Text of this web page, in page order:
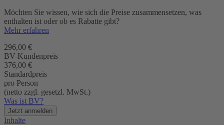
Möchten Sie wissen, wie sich die Preise zusammensetzen, was
enthalten ist oder ob es Rabatte gibt?
Mehr erfahren
296,00 €
BV-Kundenpreis
376,00 €
Standardpreis
pro Person
(netto zzgl. gesetzl. MwSt.)
Was ist BV?
Jetzt anmelden
Inhalte